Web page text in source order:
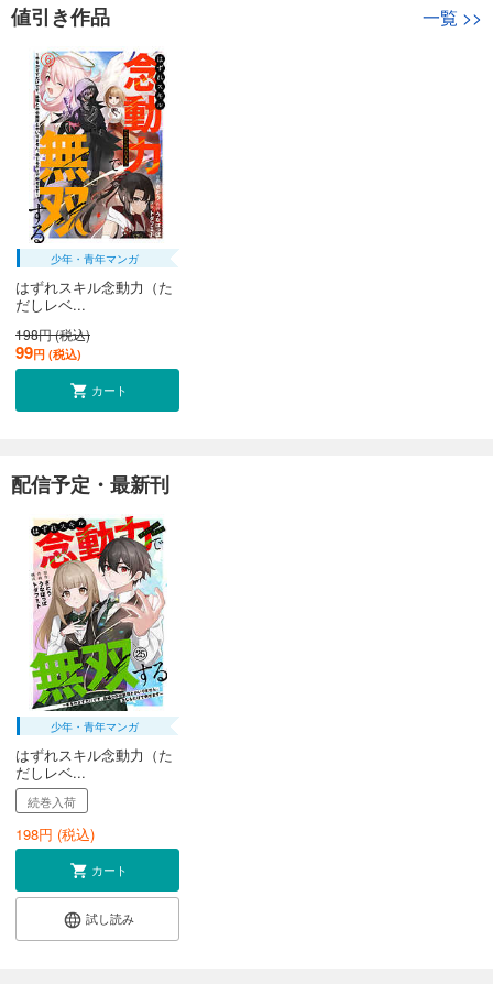
値引き作品 一覧 >>
少年・青年マンガ
はずれスキル念動力（た
だしレベ...
198円 (税込)
99円 (税込)
カート
配信予定・最新刊
少年・青年マンガ
はずれスキル念動力（た
だしレベ...
続巻入荷
198円 (税込)
カート
試し読み